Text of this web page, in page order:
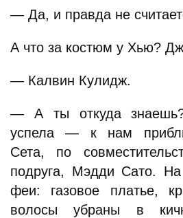
— Да, и правда не
А что за костюм у Хью?
— Калвин Кулидж.
— А ты откуда
успела — к нам
Сета, по
подруга, Мэдди Сато.
феи: газовое платье,
волосы убраны в